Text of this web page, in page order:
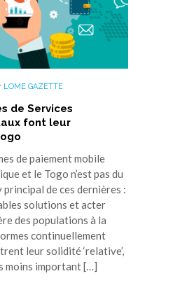
LOME GAZETTE
de Services
font leur
de paiement mobile
et le Togo n’est pas du
de ces dernières :
solutions et acter
des populations à la
continuellement
leur solidité ‘relative’,
moins important […]